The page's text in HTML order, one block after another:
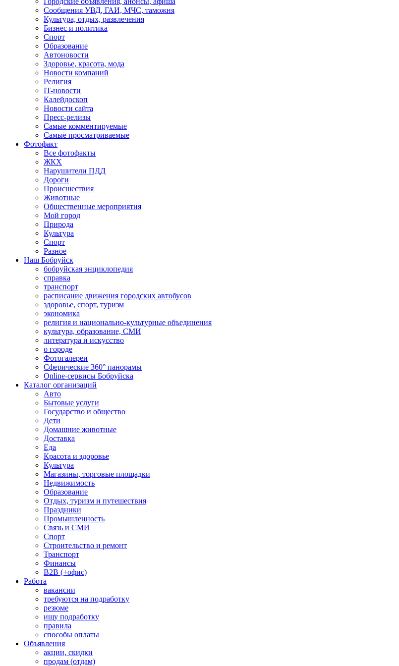
Сообщения УВД, ГАИ, МЧС, таможня
Культура, отдых, развлечения
Бизнес и политика
Спорт
Образование
Автоновости
Здоровье, красота, мода
Новости компаний
Религия
IT-новости
Калейдоскоп
Новости сайта
Пресс-релизы
Самые комментируемые
Самые просматриваемые
Фотофакт
Все фотофакты
ЖКХ
Нарушители ПДД
Дороги
Происшествия
Животные
Общественные мероприятия
Мой город
Природа
Культура
Спорт
Разное
Наш Бобруйск
бобруйская энциклопедия
справка
транспорт
расписание движения городских автобусов
здоровье, спорт, туризм
экономика
религия и национально-культурные объединения
культура, образование, СМИ
литература и искусство
о городе
Фотогалереи
Сферические 360° панорамы
Online-сервисы Бобруйска
Каталог организаций
Авто
Бытовые услуги
Государство и общество
Дети
Домашние животные
Доставка
Еда
Красота и здоровье
Культура
Магазины, торговые площадки
Недвижимость
Образование
Отдых, туризм и путешествия
Праздники
Промышленность
Связь и СМИ
Спорт
Строительство и ремонт
Транспорт
Финансы
B2B (+офис)
Работа
вакансии
требуются на подработку
резюме
ищу подработку
правила
способы оплаты
Объявления
акции, скидки
продам (отдам)